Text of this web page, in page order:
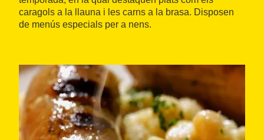
caragols a la llauna i les carns a la brasa. Disposen
de menús especials per a nens.